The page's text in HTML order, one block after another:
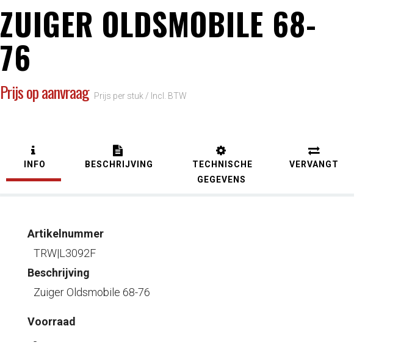
ZUIGER OLDSMOBILE 68-
76
Prijs op aanvraag Prijs per stuk / Incl. BTW
INFO BESCHRIJVING
TECHNISCHE
GEGEVENS
VERVANGT
Artikelnummer
TRW|L3092F
Beschrijving
Zuiger Oldsmobile 68-76
Voorraad
-